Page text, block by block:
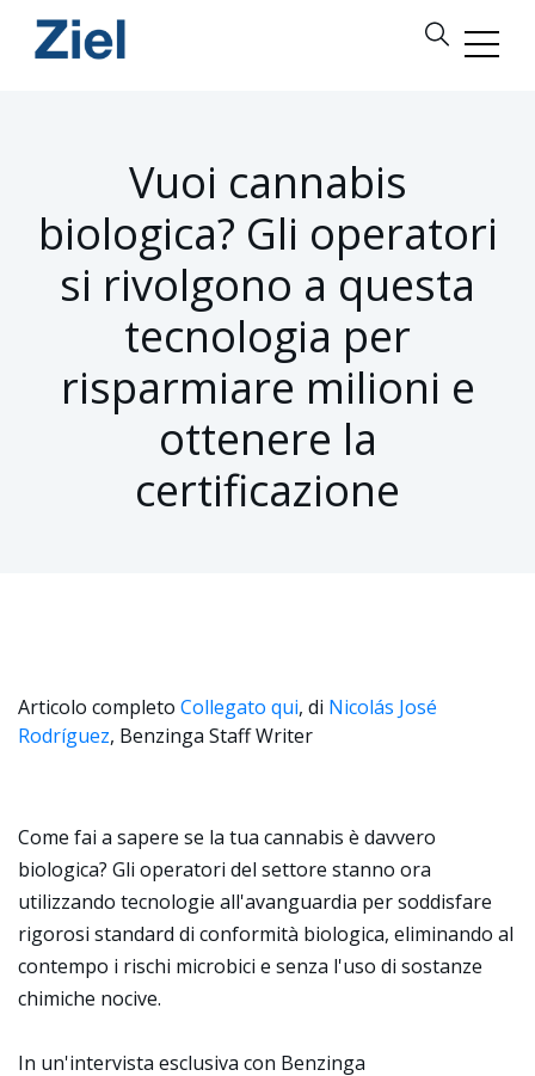
Vuoi cannabis
biologica? Gli operatori
si rivolgono a questa
tecnologia per
risparmiare milioni e
ottenere la
certificazione
Articolo completo Collegato qui, di Nicolás José
Rodríguez, Benzinga Staff Writer
Come fai a sapere se la tua cannabis è davvero
biologica? Gli operatori del settore stanno ora
utilizzando tecnologie all'avanguardia per soddisfare
rigorosi standard di conformità biologica, eliminando al
contempo i rischi microbici e senza l'uso di sostanze
chimiche nocive.
In un'intervista esclusiva con Benzinga